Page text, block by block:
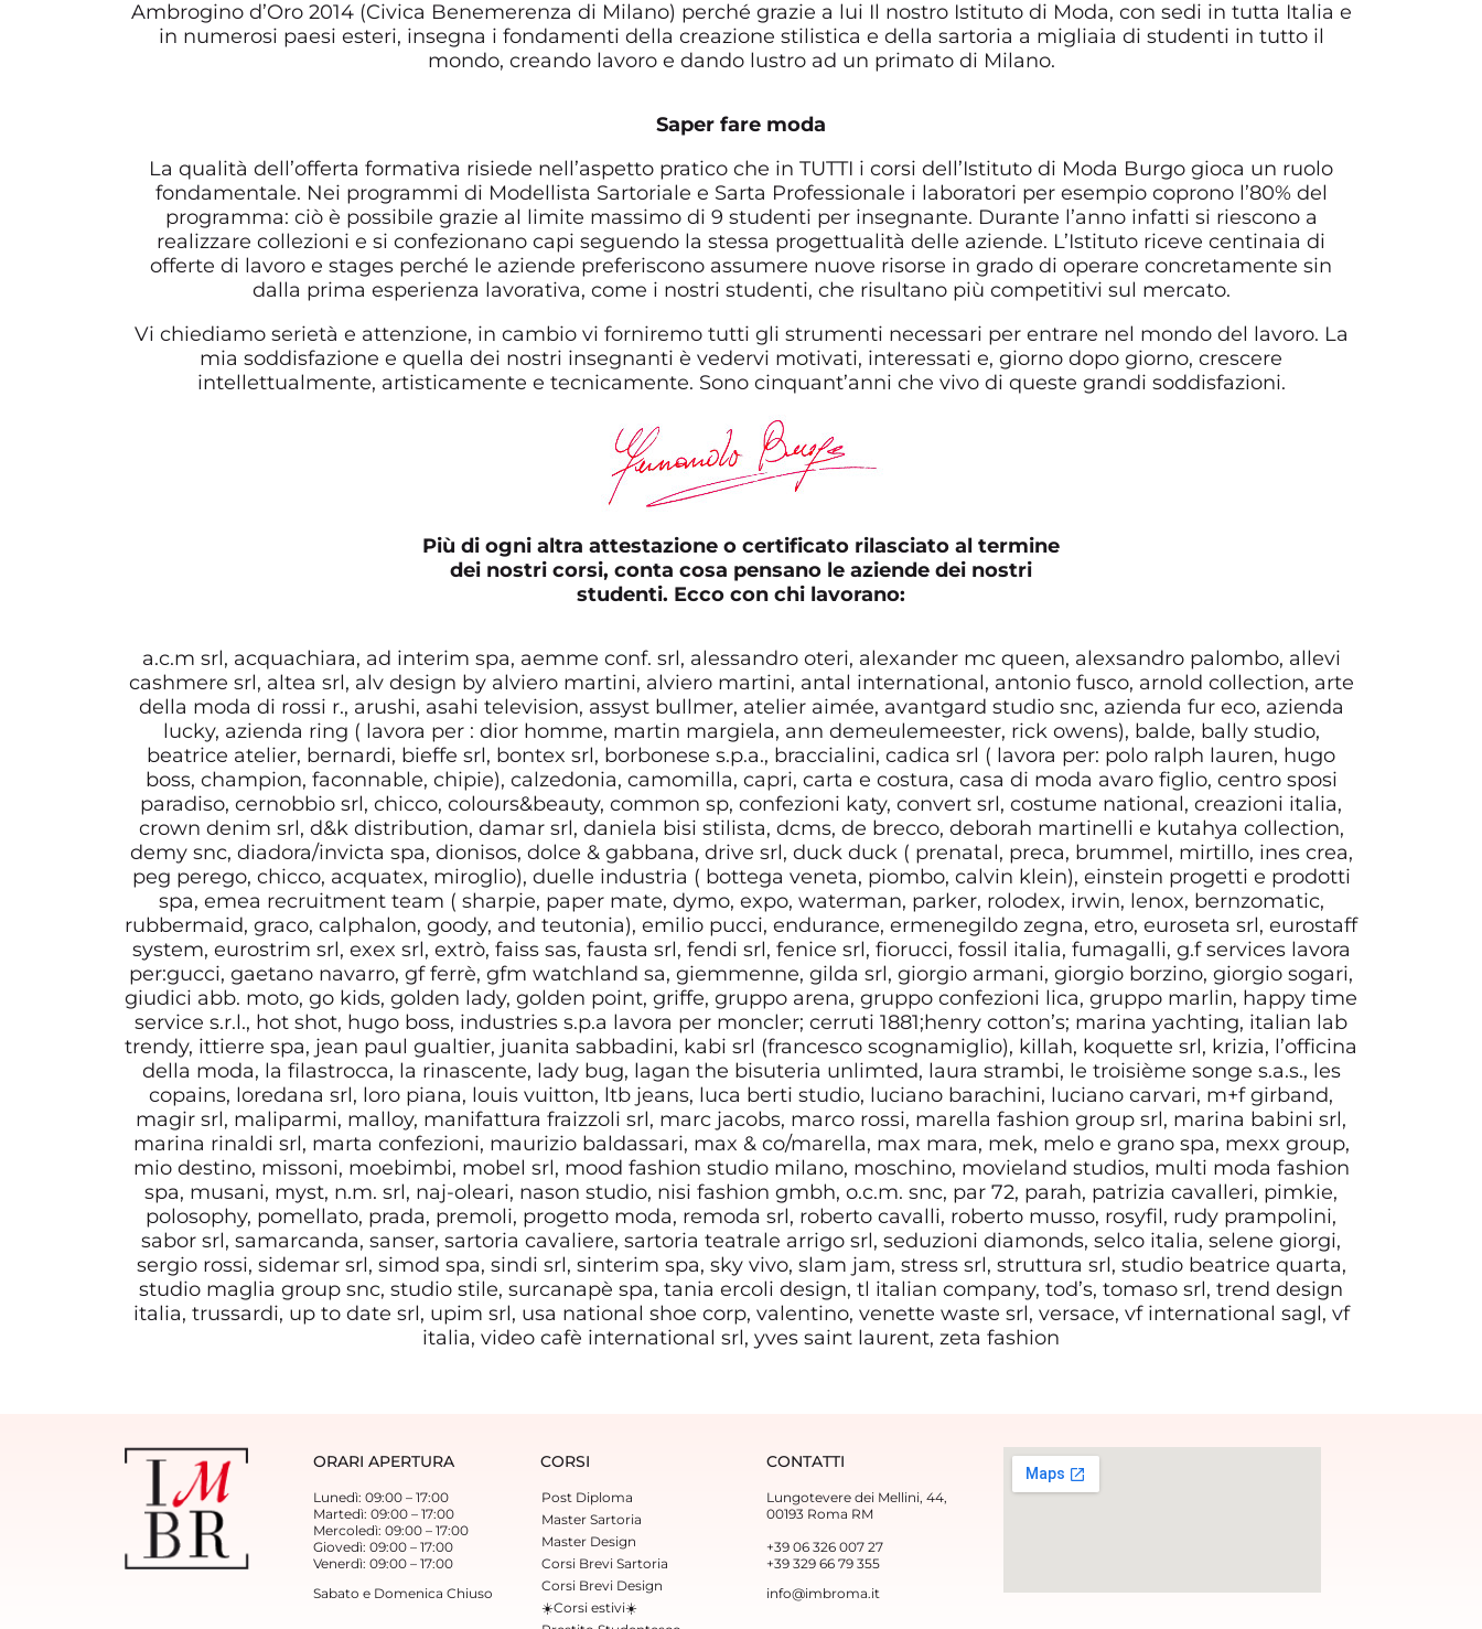
Ambrogino d’Oro 2014 (Civica Benemerenza di Milano) perché grazie a lui Il nostro Istituto di Moda, con sedi in tutta Italia e
in numerosi paesi esteri, insegna i fondamenti della creazione stilistica e della sartoria a migliaia di studenti in tutto il
mondo, creando lavoro e dando lustro ad un primato di Milano.
Saper fare moda
La qualità dell’offerta formativa risiede nell’aspetto pratico che in TUTTI i corsi dell’Istituto di Moda Burgo gioca un ruolo
fondamentale. Nei programmi di Modellista Sartoriale e Sarta Professionale i laboratori per esempio coprono l’80% del
programma: ciò è possibile grazie al limite massimo di 9 studenti per insegnante. Durante l’anno infatti si riescono a
realizzare collezioni e si confezionano capi seguendo la stessa progettualità delle aziende. L’Istituto riceve centinaia di
offerte di lavoro e stages perché le aziende preferiscono assumere nuove risorse in grado di operare concretamente sin
dalla prima esperienza lavorativa, come i nostri studenti, che risultano più competitivi sul mercato.
Vi chiediamo serietà e attenzione, in cambio vi forniremo tutti gli strumenti necessari per entrare nel mondo del lavoro. La
mia soddisfazione e quella dei nostri insegnanti è vedervi motivati, interessati e, giorno dopo giorno, crescere
intellettualmente, artisticamente e tecnicamente. Sono cinquant’anni che vivo di queste grandi soddisfazioni.
Più di ogni altra attestazione o certificato rilasciato al termine
dei nostri corsi, conta cosa pensano le aziende dei nostri
studenti. Ecco con chi lavorano:
a.c.m srl, acquachiara, ad interim spa, aemme conf. srl, alessandro oteri, alexander mc queen, alexsandro palombo, allevi
cashmere srl, altea srl, alv design by alviero martini, alviero martini, antal international, antonio fusco, arnold collection, arte
della moda di rossi r., arushi, asahi television, assyst bullmer, atelier aimée, avantgard studio snc, azienda fur eco, azienda
lucky, azienda ring ( lavora per : dior homme, martin margiela, ann demeulemeester, rick owens), balde, bally studio,
beatrice atelier, bernardi, bieffe srl, bontex srl, borbonese s.p.a., braccialini, cadica srl ( lavora per: polo ralph lauren, hugo
boss, champion, faconnable, chipie), calzedonia, camomilla, capri, carta e costura, casa di moda avaro figlio, centro sposi
paradiso, cernobbio srl, chicco, colours&beauty, common sp, confezioni katy, convert srl, costume national, creazioni italia,
crown denim srl, d&k distribution, damar srl, daniela bisi stilista, dcms, de brecco, deborah martinelli e kutahya collection,
demy snc, diadora/invicta spa, dionisos, dolce & gabbana, drive srl, duck duck ( prenatal, preca, brummel, mirtillo, ines crea,
peg perego, chicco, acquatex, miroglio), duelle industria ( bottega veneta, piombo, calvin klein), einstein progetti e prodotti
spa, emea recruitment team ( sharpie, paper mate, dymo, expo, waterman, parker, rolodex, irwin, lenox, bernzomatic,
rubbermaid, graco, calphalon, goody, and teutonia), emilio pucci, endurance, ermenegildo zegna, etro, euroseta srl, eurostaff
system, eurostrim srl, exex srl, extrò, faiss sas, fausta srl, fendi srl, fenice srl, fiorucci, fossil italia, fumagalli, g.f services lavora
per:gucci, gaetano navarro, gf ferrè, gfm watchland sa, giemmenne, gilda srl, giorgio armani, giorgio borzino, giorgio sogari,
giudici abb. moto, go kids, golden lady, golden point, griffe, gruppo arena, gruppo confezioni lica, gruppo marlin, happy time
service s.r.l., hot shot, hugo boss, industries s.p.a lavora per moncler; cerruti 1881;henry cotton’s; marina yachting, italian lab
trendy, ittierre spa, jean paul gualtier, juanita sabbadini, kabi srl (francesco scognamiglio), killah, koquette srl, krizia, l’officina
della moda, la filastrocca, la rinascente, lady bug, lagan the bisuteria unlimted, laura strambi, le troisième songe s.a.s., les
copains, loredana srl, loro piana, louis vuitton, ltb jeans, luca berti studio, luciano barachini, luciano carvari, m+f girband,
magir srl, maliparmi, malloy, manifattura fraizzoli srl, marc jacobs, marco rossi, marella fashion group srl, marina babini srl,
marina rinaldi srl, marta confezioni, maurizio baldassari, max & co/marella, max mara, mek, melo e grano spa, mexx group,
mio destino, missoni, moebimbi, mobel srl, mood fashion studio milano, moschino, movieland studios, multi moda fashion
spa, musani, myst, n.m. srl, naj-oleari, nason studio, nisi fashion gmbh, o.c.m. snc, par 72, parah, patrizia cavalleri, pimkie,
polosophy, pomellato, prada, premoli, progetto moda, remoda srl, roberto cavalli, roberto musso, rosyfil, rudy prampolini,
sabor srl, samarcanda, sanser, sartoria cavaliere, sartoria teatrale arrigo srl, seduzioni diamonds, selco italia, selene giorgi,
sergio rossi, sidemar srl, simod spa, sindi srl, sinterim spa, sky vivo, slam jam, stress srl, struttura srl, studio beatrice quarta,
studio maglia group snc, studio stile, surcanapè spa, tania ercoli design, tl italian company, tod’s, tomaso srl, trend design
italia, trussardi, up to date srl, upim srl, usa national shoe corp, valentino, venette waste srl, versace, vf international sagl, vf
italia, video cafè international srl, yves saint laurent, zeta fashion
ORARI APERTURA
Lunedì: 09:00 – 17:00
Martedì: 09:00 – 17:00
Mercoledì: 09:00 – 17:00
Giovedì: 09:00 – 17:00
Venerdì: 09:00 – 17:00
Sabato e Domenica Chiuso
CORSI
Post Diploma
Master Sartoria
Master Design
Corsi Brevi Sartoria
Corsi Brevi Design
☀️Corsi estivi☀️
CONTATTI
Lungotevere dei Mellini, 44,
00193 Roma RM
+39 06 326 007 27
+39 329 66 79 355‬
info@imbroma.it